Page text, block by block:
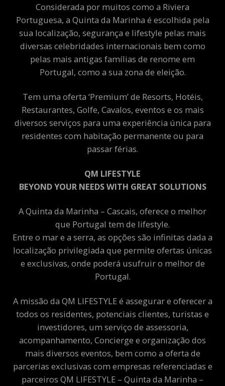
Considerada por muitos como a Riviera
Portuguesa, a Quinta da Marinha é escolhida pela
sua localização, segurança e lifestyle pelas mais
diversas celebridades internacionais bem como
pelas mais antigas famílias de renome em
Portugal, como a sua zona de eleição.
Tem uma oferta ‘Premium’ de Resorts, Hotéis,
Restaurantes, Golfe, Cavalos, eventos e os mais
diversos serviços para uma experiência única para
residentes com habitação permanente ou para
passar férias.
QM LIFESTYLE
BEYOND YOUR NEEDS WITH GREAT SOLUTIONS
A Quinta da Marinha – Cascais, oferece o melhor
que Portugal tem de lifestyle.
Entre o mar e a serra, as opções são infinitas dada a
localização privilegiada que permite ofertas únicas
e exclusivas, onde poderá usufruir o melhor de
Portugal.
A missão da QM LIFESTYLE é assegurar e oferecer a
todos os residentes, potenciais clientes, turistas e
investidores, um serviço de assessoria,
acompanhamento, Concierge e organização dos
mais diversos eventos, bem como a oferta de
parcerias exclusivas com empresas referenciadas e
parceiros QM LIFESTYLE – Quinta da Marinha –